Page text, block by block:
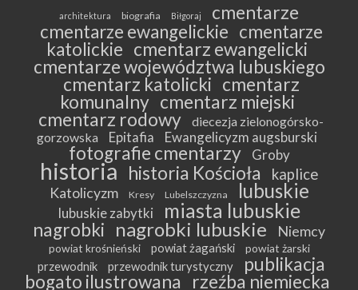
architektura biografia Biłgoraj
cmentarze
cmentarze ewangelickie cmentarze
katolickie cmentarz ewangelicki
cmentarze województwa lubuskiego
cmentarz katolicki cmentarz
komunalny cmentarz miejski
cmentarz rodowy
diecezja zielonogórsko-
gorzowska
Epitafia Ewangelicyzm augsburski
fotografie cmentarzy Groby
historia historia Kościoła kaplice
Katolicyzm Kresy Lubelszczyzna lubuskie
lubuskie zabytki miasta lubuskie
nagrobki nagrobki lubuskie Niemcy
powiat krośnieński powiat żagański powiat żarski
przewodnik przewodnik turystyczny
publikacja
bogato ilustrowana
rzeźba niemiecka